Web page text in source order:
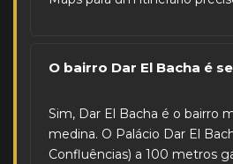
O bairro Dar El Bacha é
Sim, Dar El Bacha é o bairro
medina. O Palácio Dar El
Confluências) a 100 metros